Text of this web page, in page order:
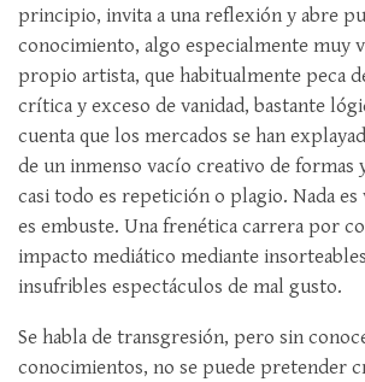
principio, invita a una reflexión y abre
conocimiento, algo especialmente muy
propio artista, que habitualmente peca
crítica y exceso de vanidad, bastante
cuenta que los mercados se han
de un inmenso vacío creativo de formas
casi todo es repetición o plagio. Nada es
es embuste. Una frenética carrera por
impacto mediático mediante
insufribles espectáculos de mal gusto.
Se habla de transgresión, pero sin
conocimientos, no se puede pretender